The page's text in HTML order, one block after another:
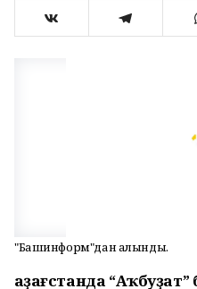
"Башинформ"дан алынды.
Ҡаҙағстанда